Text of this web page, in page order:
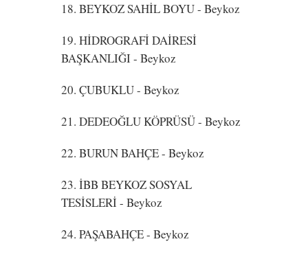
18. BEYKOZ SAHİL BOYU- Beykoz
19. HİDROGRAFİ DAİRESİ
BAŞKANLIĞI- Beykoz
20. ÇUBUKLU- Beykoz
21. DEDEOĞLU KÖPRÜSÜ- Beykoz
22. BURUN BAHÇE- Beykoz
23. İBB BEYKOZ SOSYAL
TESİSLERİ- Beykoz
24. PAŞABAHÇE- Beykoz